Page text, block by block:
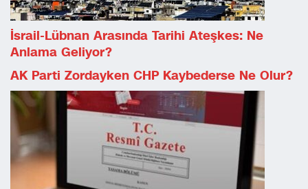
İsrail-Lübnan Arasında Tarihi Ateşkes: Ne
Anlama Geliyor?
AK Parti Zordayken CHP Kaybederse Ne Olur?